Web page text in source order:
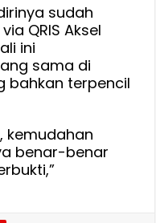
sudah
QRIS Aksel
ini
sama di
bahkan terpencil
kemudahan
benar-benar